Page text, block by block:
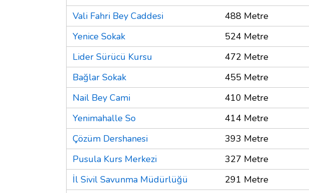
Vali Fahri Bey Caddesi
488 Metre
Yenice Sokak
524 Metre
Lider Sürücü Kursu
472 Metre
Bağlar Sokak
455 Metre
Nail Bey Cami
410 Metre
Yenimahalle So
414 Metre
Çözüm Dershanesi
393 Metre
Pusula Kurs Merkezi
327 Metre
İl Sivil Savunma Müdürlüğü
291 Metre